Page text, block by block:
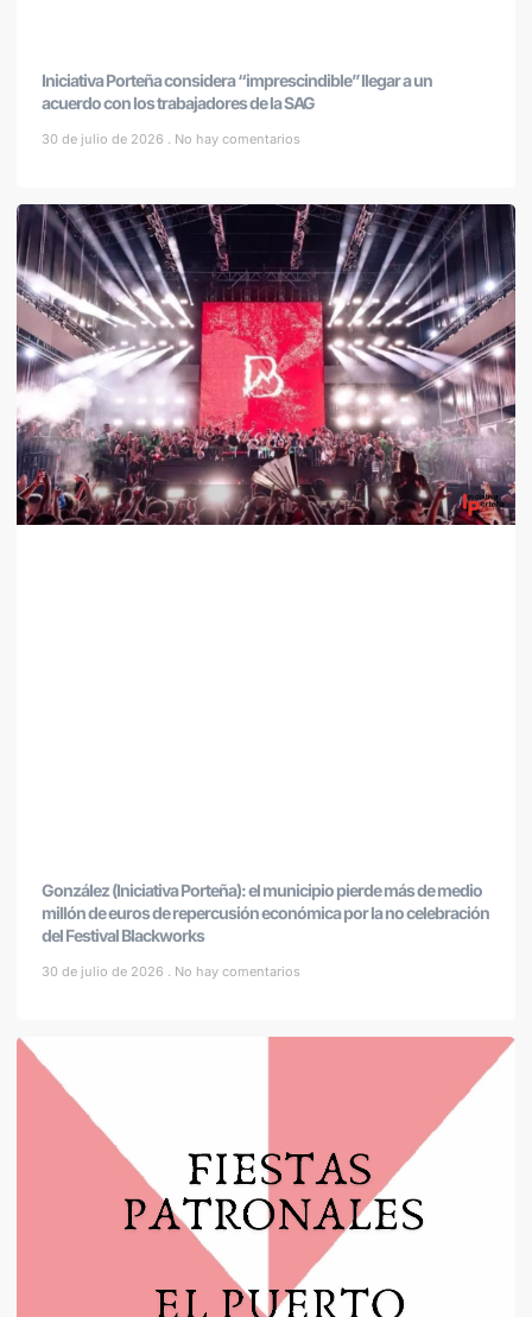
Iniciativa Porteña considera “imprescindible” llegar a un
acuerdo con los trabajadores de la SAG
30 de julio de 2026 No hay comentarios
González (Iniciativa Porteña): el municipio pierde más de medio
millón de euros de repercusión económica por la no celebración
del Festival Blackworks
30 de julio de 2026 No hay comentarios